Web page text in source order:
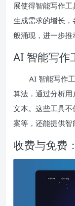
展使得智能写作
生成需求的增长
般涌现，进一步推
AI 智能写作
AI 智能写作
算法，通过分析
文本。这些工具
案等，还能提供智
收费与免费